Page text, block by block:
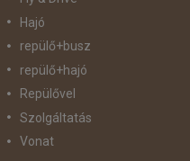
Hajó
repülő+busz
repülő+hajó
Repülővel
Szolgáltatás
Vonat